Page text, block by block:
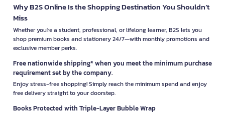
Why B2S Online Is the Shopping Destination You Shouldn’t
Miss
Whether you're a student, professional, or lifelong learner, B2S lets you
shop premium books and stationery 24/7—with monthly promotions and
exclusive member perks.
Free nationwide shipping* when you meet the minimum purchase
requirement set by the company.
Enjoy stress-free shopping! Simply reach the minimum spend and enjoy
free delivery straight to your doorstep.
Books Protected with Triple-Layer Bubble Wrap